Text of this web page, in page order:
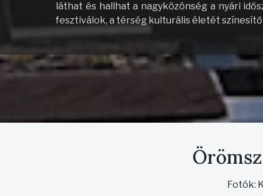
láthat és hallhat a nagyközönség a nyári
fesztiválok, a térség kulturális életét
Fotók: